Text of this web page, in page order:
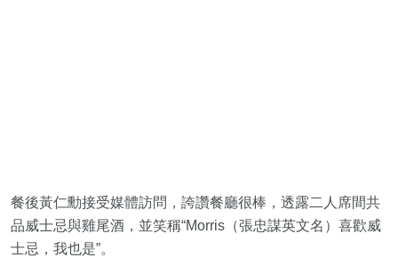
餐後黃仁勳接受媒體訪問，誇讚餐廳很棒，透露二人席間共
品威士忌與雞尾酒，並笑稱“Morris（張忠謀英文名）喜歡威
士忌，我也是”。